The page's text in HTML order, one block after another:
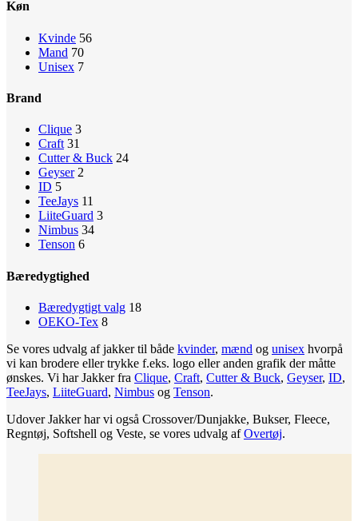
Køn
Kvinde 56
Mand 70
Unisex 7
Brand
Clique 3
Craft 31
Cutter & Buck 24
Geyser 2
ID 5
TeeJays 11
LiiteGuard 3
Nimbus 34
Tenson 6
Bæredygtighed
Bæredygtigt valg 18
OEKO-Tex 8
Se vores udvalg af jakker til både kvinder, mænd og unisex hvorpå
vi kan brodere eller trykke f.eks. logo eller anden grafik der måtte
ønskes. Vi har Jakker fra Clique, Craft, Cutter & Buck, Geyser, ID,
TeeJays, LiiteGuard, Nimbus og Tenson.
Udover Jakker har vi også Crossover/Dunjakke, Bukser, Fleece,
Regntøj, Softshell og Veste, se vores udvalg afOvertøj.